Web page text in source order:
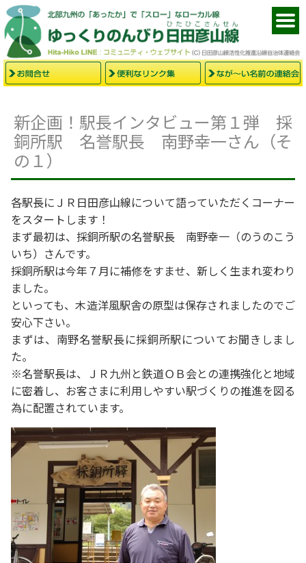
新企画！駅長インタビュー第１弾 採
銅所駅 名誉駅長 南野幸一さん（そ
の１）
各駅長にＪＲ日田彦山線について語っていただくコーナー
をスタートします！
まず最初は、採銅所駅の名誉駅長 南野幸一（のうのこう
いち）さんです。
採銅所駅は今年７月に補修をすませ、新しく生まれ変わり
ました。
といっても、木造洋風駅舎の原型は保存されましたのでご
安心下さい。
まずは、南野名誉駅長に採銅所駅についてお聞きしまし
た。
※名誉駅長は、ＪＲ九州と鉄道ＯＢ会との連携強化と地域
に密着し、お客さまに利用しやすい駅づくりの推進を図る
為に配置されています。